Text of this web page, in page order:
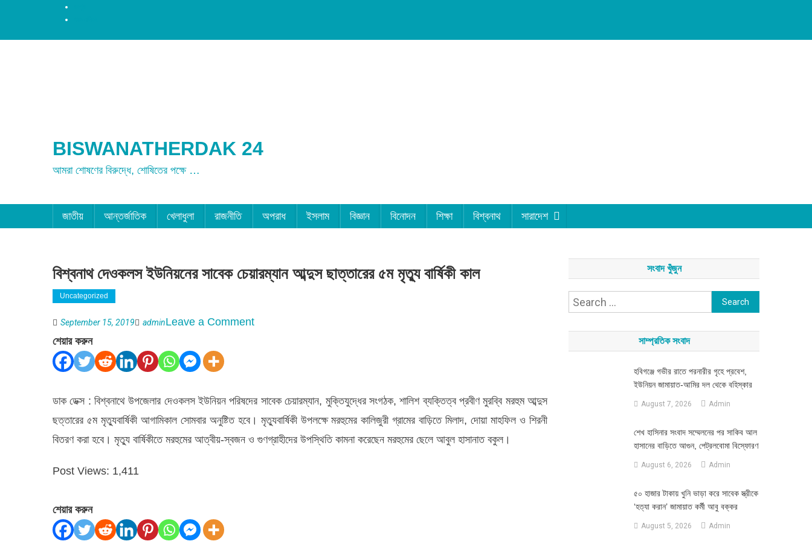
BISWANATHERDAK 24
আমরা শোষণের বিরুদ্ধে, শোষিতের পক্ষে …
জাতীয় আন্তর্জাতিক খেলাধুলা রাজনীতি অপরাধ ইসলাম বিজ্ঞান বিনোদন শিক্ষা বিশ্বনাথ সারাদেশ
বিশ্বনাথ দেওকলস ইউনিয়নের সাবেক চেয়ারম্যান আব্দুস ছাত্তারের ৫ম মৃত্যু বার্ষিকী কাল
Uncategorized
September 15, 2019 adminLeave a Commenton
সাবেক
চেয়ারম্যান
আব্দুস
শেয়ার করুন
ডাক ডেক্স : বিশ্বনাথে উপজেলার দেওকলস ইউনিয়ন পরিষদের সাবেক চেয়ারম্যান, মুক্তিযুদ্ধের সংগঠক, শালিশ ব্যক্তিত্ব প্রবীণ মুরব্বি মরহুম আব্দুস
ছত্তারের ৫ম মৃত্যুবার্ষিকী আগামিকাল সোমবার অনুষ্টিত হবে। মৃত্যুবার্ষিকী উপলক্ষে মরহুমের কালিজুরী গ্রামের বাড়িতে মিলাদ, দোয়া মাহফিল ও শিরনী
বিতরণ করা হবে। মৃত্যু বার্ষিকীতে মরহুমের আত্বীয়-স্বজন ও গুণগ্রাহীদের উপস্থিতি কামনা করেছেন মরহুমের ছেলে আবুল হাসানাত বকুল।
Post Views: 1,411
শেয়ার করুন
সংবাদ খুঁজুন
Search
সাম্প্রতিক সংবাদ
হবিগঞ্জে গভীর রাতে পরনারীর গৃহে প্রবেশ,
ইউনিয়ন জামায়াত-আমির দল থেকে বহিস্কার
August 7, 2026 Admin
শেখ হাসিনার সংবাদ সম্মেলনের পর সাকিব আল
হাসানের বাড়িতে আগুন, পেট্রলবোমা বিস্ফোরণ
August 6, 2026 Admin
৫০ হাজার টাকায় খুনি ভাড়া করে সাবেক স্ত্রীকে
‘হত্যা করান’ জামায়াত কর্মী আবু বক্কর
August 5, 2026 Admin